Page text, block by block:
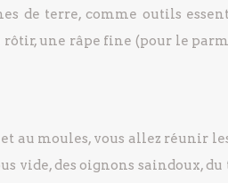
de terre, comme outils
une râpe fine (pour le
au moules, vous allez réunir
vide, des oignons saindoux,